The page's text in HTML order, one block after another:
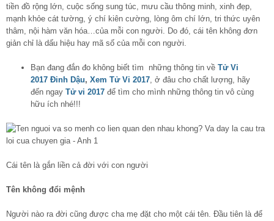
tiền đồ rộng lớn, cuộc sống sung túc, mưu cầu thông minh, xinh đẹp,
mạnh khỏe cát tường, ý chí kiên cường, lòng ôm chí lớn, tri thức uyên
thâm, nội hàm văn hóa…của mỗi con người. Do đó, cái tên không đơn
giản chỉ là dấu hiệu hay mã số của mỗi con người.
Bạn đang đắn đo không biết tìm những thông tin về Tử Vi
2017 Đinh Dậu, Xem Tử Vi 2017, ở đâu cho chất lượng, hãy
đến ngay Tử vi 2017 để tìm cho mình những thông tin vô cùng
hữu ích nhé!!!
Cái tên là gắn liền cả đời với con người
Tên không đổi mệnh
Người nào ra đời cũng được cha mẹ đặt cho một cái tên. Đầu tiên là để